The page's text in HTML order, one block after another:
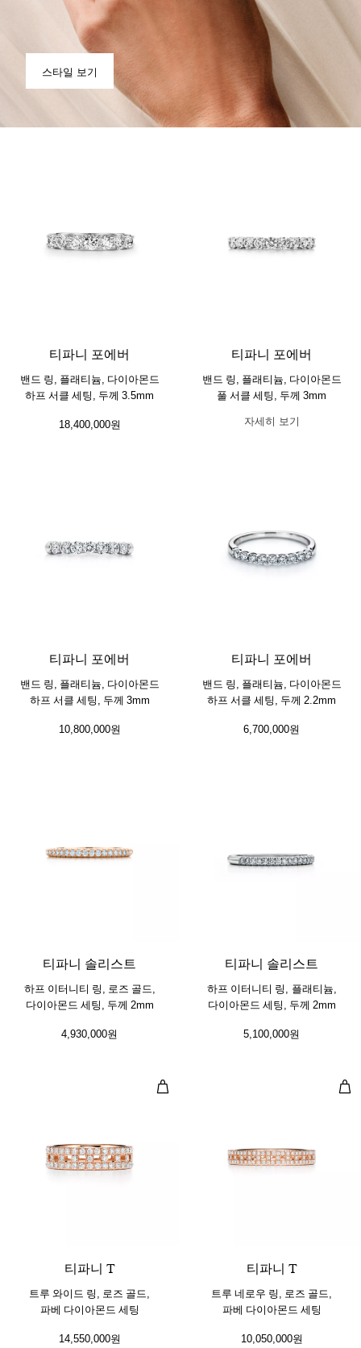
스타일 보기
티파니 포에버
밴드 링, 플래티늄, 다이아몬드
하프 서클 세팅, 두께 3.5mm
18,400,000원
티파니 포에버
밴드 링, 플래티늄, 다이아몬드
풀 서클 세팅, 두께 3mm
자세히 보기
티파니 포에버
밴드 링, 플래티늄, 다이아몬드
하프 서클 세팅, 두께 3mm
10,800,000원
티파니 포에버
밴드 링, 플래티늄, 다이아몬드
하프 서클 세팅, 두께 2.2mm
6,700,000원
티파니 솔리스트
하프 이터니티 링, 로즈 골드,
다이아몬드 세팅, 두께 2mm
4,930,000원
티파니 솔리스트
하프 이터니티 링, 플래티늄,
다이아몬드 세팅, 두께 2mm
5,100,000원
트루 와이드 링, 로즈 골드, 파베 다
티파니 T
트루 와이드 링, 로즈 골드,
파베 다이아몬드 세팅
14,550,000원
트
티파니 T
트루 네로우 링, 로즈 골드,
파베 다이아몬드 세팅
10,050,000원